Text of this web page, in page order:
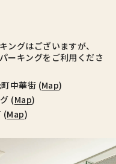
ングはございますが、
ーキングをご利用くださ
中華街 (Map)
(Map)
(Map)